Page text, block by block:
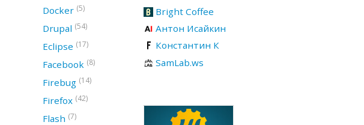
Bright Coffee
Антон Исайкин
Константин К
SamLab.ws
Docker (5)
Drupal (54)
Eclipse (17)
Facebook (8)
Firebug (14)
Firefox (42)
Flash (7)